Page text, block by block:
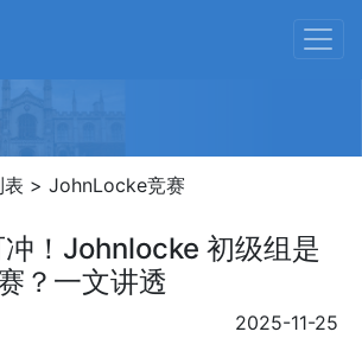
表 > JohnLocke竞赛
！Johnlocke 初级组是
？一文讲透
2025-11-25